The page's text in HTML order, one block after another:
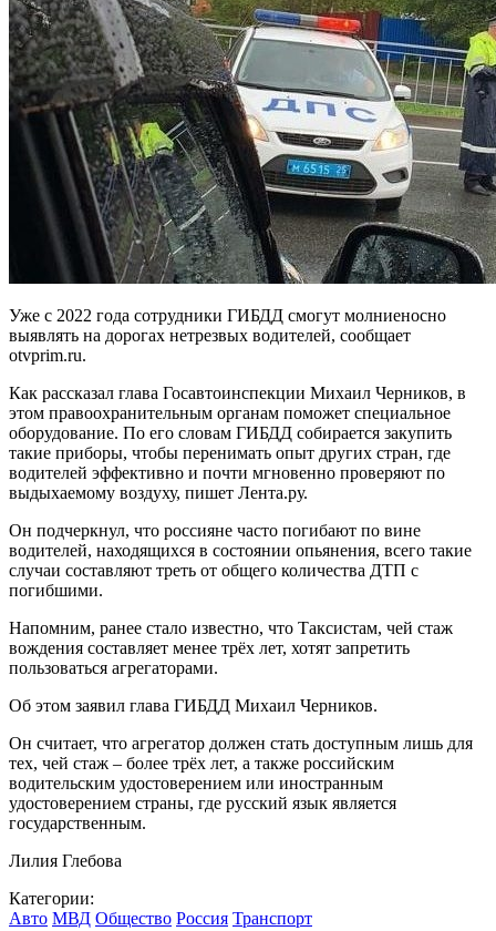
Уже с 2022 года сотрудники ГИБДД смогут молниеносно
выявлять на дорогах нетрезвых водителей, сообщает
otvprim.ru.
Как рассказал глава Госавтоинспекции Михаил Черников, в
этом правоохранительным органам поможет специальное
оборудование. По его словам ГИБДД собирается закупить
такие приборы, чтобы перенимать опыт других стран, где
водителей эффективно и почти мгновенно проверяют по
выдыхаемому воздуху, пишет Лента.ру.
Он подчеркнул, что россияне часто погибают по вине
водителей, находящихся в состоянии опьянения, всего такие
случаи составляют треть от общего количества ДТП с
погибшими.
Напомним, ранее стало известно, что Таксистам, чей стаж
вождения составляет менее трёх лет, хотят запретить
пользоваться агрегаторами.
Об этом заявил глава ГИБДД Михаил Черников.
Он считает, что агрегатор должен стать доступным лишь для
тех, чей стаж – более трёх лет, а также российским
водительским удостоверением или иностранным
удостоверением страны, где русский язык является
государственным.
Лилия Глебова
Категории:
Авто МВД Общество Россия Транспорт